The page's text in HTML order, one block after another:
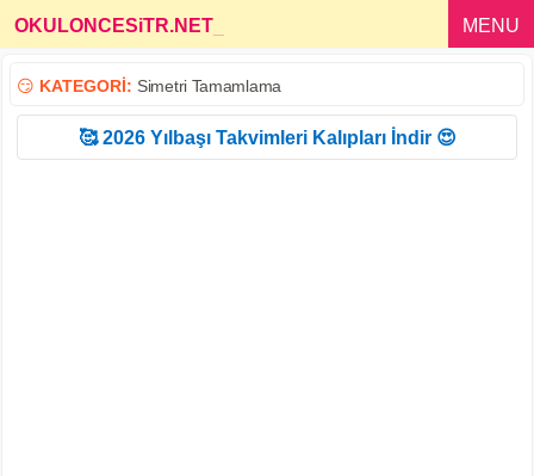
OKULONCESiTR.NET MENU
😏 KATEGORİ: Simetri Tamamlama
🥰 2026 Yılbaşı Takvimleri Kalıpları İndir 😍